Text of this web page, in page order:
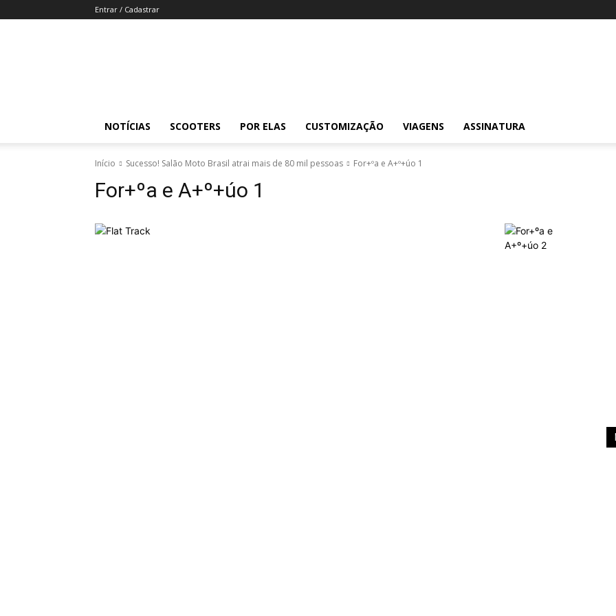
Entrar / Cadastrar
NOTÍCIAS SCOOTERS POR ELAS CUSTOMIZAÇÃO VIAGENS ASSINATURA
Início Sucesso! Salão Moto Brasil atrai mais de 80 mil pessoas For+ºa e A+º+úo 1
For+ºa e A+º+úo 1